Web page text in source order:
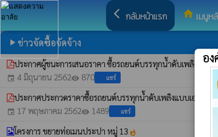
arrow_back_ios กลับหน้าแรก home เมนูห
play_arrow ข่าวจัดซื้อจัดจ้าง
ประกาศผู้ชนะการเสนอราคา ซื้อรถยนต์บรรทุกน้ำดับเพลิงแบบ
event 4 มิถุนายน 2562visibility 870 แชร์
ประกาศประกวดราคาซื้อรถยนต์บรรทุกน้ำดับเพลิงแบบเอนกป
event 17 พฤษภาคม 2562visibility 1489 แชร์
โครงการ ขยายท่อเมนประปา หมู่ 13 whatshot
อ